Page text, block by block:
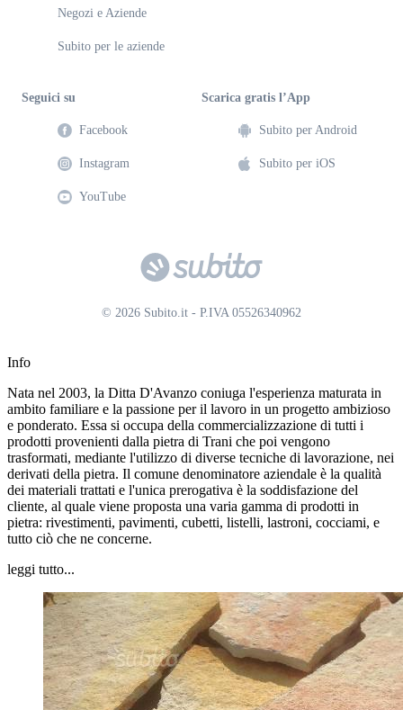
Negozi e Aziende
Subito per le aziende
Seguici su
Facebook
Instagram
YouTube
Scarica gratis l’App
Subito per Android
Subito per iOS
© 2026 Subito.it - P.IVA 05526340962
Info
Nata nel 2003, la Ditta D'Avanzo coniuga l'esperienza maturata in
ambito familiare e la passione per il lavoro in un progetto ambizioso
e ponderato. Essa si occupa della commercializzazione di tutti i
prodotti provenienti dalla pietra di Trani che poi vengono
trasformati, mediante l'utilizzo di diverse tecniche di lavorazione, nei
derivati della pietra. Il comune denominatore aziendale è la qualità
dei materiali trattati e l'unica prerogativa è la soddisfazione del
cliente, al quale viene proposta una varia gamma di prodotti in
pietra: rivestimenti, pavimenti, cubetti, listelli, lastroni, cocciami, e
tutto ciò che ne concerne.
leggi tutto...